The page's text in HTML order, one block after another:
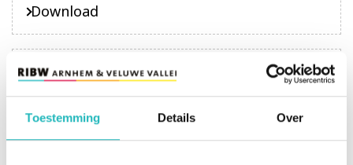
Toestemming Details Over
Download
Jaarverslaglegging 2023 RIBW
Arnhem & Veluwe Vallei (7,5 MB)
Download